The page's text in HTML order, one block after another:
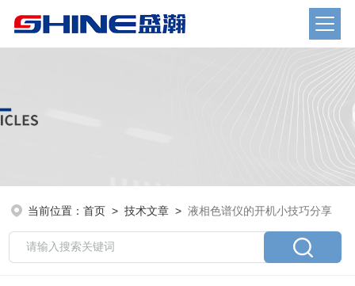
当前位置：首页 >技术文章 >液相色谱仪的开机小技巧分享